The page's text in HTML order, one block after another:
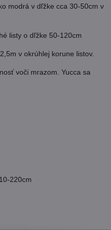
modrá v dľžke cca 30-50cm v
listy o dľžke 50-120cm
v okrúhlej korune listov.
voči mrazom. Yucca sa
220cm